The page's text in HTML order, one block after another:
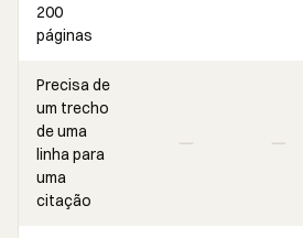
200
páginas
Precisa de
um trecho
de uma
linha para
uma
citação